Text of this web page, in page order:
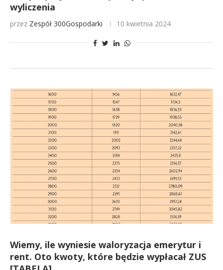
wyliczenia
przez Zespół 300Gospodarki 10 kwietnia 2024
Wiemy, ile wyniesie waloryzacja emerytur i
rent. Oto kwoty, które będzie wypłacał ZUS